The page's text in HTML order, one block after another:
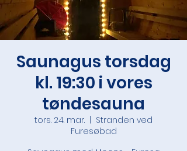
Saunagus torsdag
kl. 19:30 i vores
tøndesauna
tors. 24. mar.
Stranden ved
Furesøbad